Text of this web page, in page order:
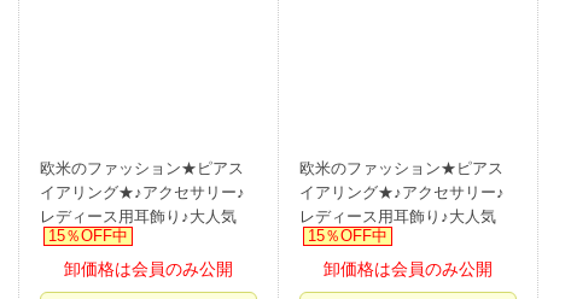
欧米のファッション★ピアス
イアリング★♪アクセサリー♪
レディース用耳飾り♪大人気
15％OFF中
卸価格は会員のみ公開
欧米のファッション★ピアス
イアリング★♪アクセサリー♪
レディース用耳飾り♪大人気
15％OFF中
卸価格は会員のみ公開